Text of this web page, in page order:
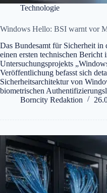
Technologie
Windows Hello: BSI warnt vor
Das Bundesamt für Sicherheit
einen ersten technischen Bericht
Untersuchungsprojekts
Veröffentlichung befasst sich
Sicherheitsarchitektur von
biometrischen
Borncity Redaktion